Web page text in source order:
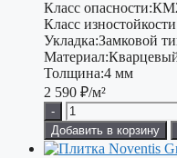
Класс опасности:
Класс
Укладка:Замковой
Материал:
Толщина:4 мм
2 590 ₽/м²
-
Добавить в корзину